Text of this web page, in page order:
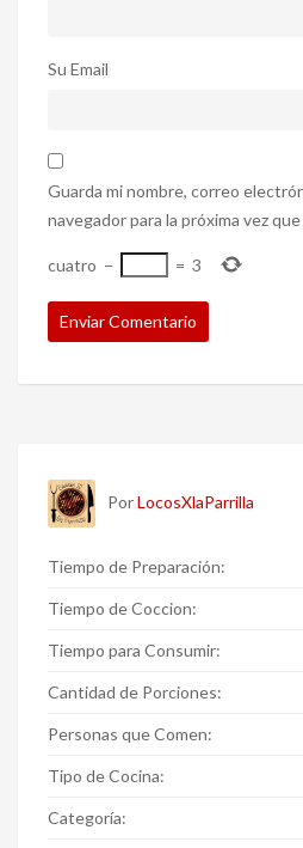
Su Email
Guarda mi nombre, correo
navegador para la próxima vez
cuatro − = 3
PorLocosXlaParrilla
Tiempo de Preparación:
Tiempo de Coccion:
Tiempo para Consumir:
Cantidad de Porciones:
Personas que Comen:
Tipo de Cocina:
Categoría: